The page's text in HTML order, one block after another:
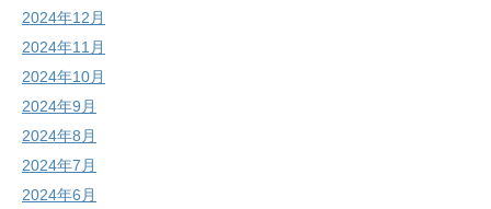
2024年12月
2024年11月
2024年10月
2024年9月
2024年8月
2024年7月
2024年6月